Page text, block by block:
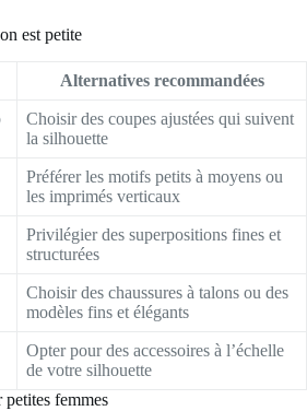
est petite
Alternatives recommandées
Choisir des coupes ajustées qui suivent
la silhouette
Préférer les motifs petits à moyens ou
les imprimés verticaux
Privilégier des superpositions fines et
structurées
Choisir des chaussures à talons ou des
modèles fins et élégants
Opter pour des accessoires à l’échelle
de votre silhouette
femmes